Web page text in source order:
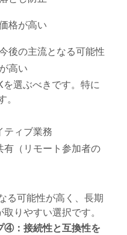
格が高い
後の主流となる可能性
が高い
選ぶべきです。特に
ティブ業務
有（リモート参加者の
る可能性が高く、長期
りやすい選択です。
④：接続性と互換性を